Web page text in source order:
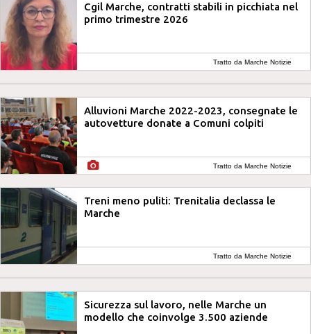
Cgil Marche, contratti stabili in picchiata nel
primo trimestre 2026
Tratto da Marche Notizie
Alluvioni Marche 2022-2023, consegnate le
autovetture donate a Comuni colpiti
Tratto da Marche Notizie
Treni meno puliti: Trenitalia declassa le
Marche
Tratto da Marche Notizie
Sicurezza sul lavoro, nelle Marche un
modello che coinvolge 3.500 aziende